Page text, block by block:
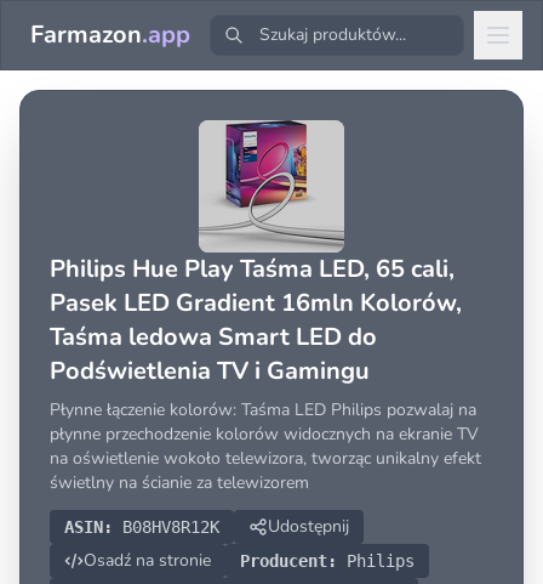
Farmazon.app
Philips Hue Play Taśma LED, 65 cali,
Pasek LED Gradient 16mln Kolorów,
Taśma ledowa Smart LED do
Podświetlenia TV i Gamingu
Płynne łączenie kolorów: Taśma LED Philips pozwalaj na
płynne przechodzenie kolorów widocznych na ekranie TV
na oświetlenie wokoło telewizora, tworząc unikalny efekt
świetlny na ścianie za telewizorem
ASIN: B08HV8R12K
Udostępnij
Osadź na stronie
Producent:
Philips